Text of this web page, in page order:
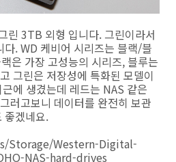
린 3TB 외형 입니다. 그린이라서
. WD 케비어 시리즈는 블랙/블
은 가장 고성능의 시리즈, 블루는
그린은 저장성에 특화된 모델이
에 생겼는데 레드는 NAS 같은
러고보니 데이터를 완전히 보관
좋겠네요.
Storage/Western-Digital-
NAS-hard-drives